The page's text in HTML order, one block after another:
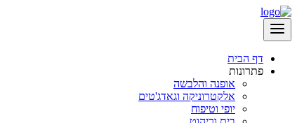
דף הבית
פתרונות
אופנה והלבשה
אלקטרוניקה וגאדג'טים
יופי וטיפוח